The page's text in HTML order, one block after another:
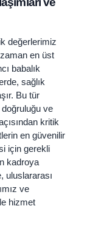
değerlerimiz
en üst
babalık
sağlık
Bu tür
ve
kritik
en güvenilir
için gerekli
kadroya
uluslararası
ve
hizmet